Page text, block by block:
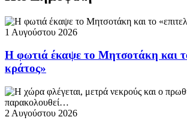
1 Αυγούστου 2026
Η φωτιά έκαψε το Μητσοτάκη και το
κράτος»
2 Αυγούστου 2026